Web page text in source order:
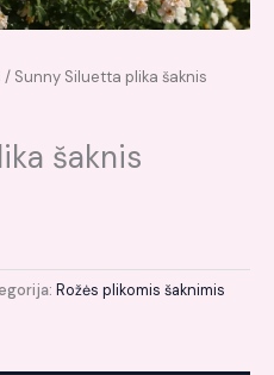
/ Sunny Siluetta plika šaknis
šaknis
Rožės plikomis šaknimis